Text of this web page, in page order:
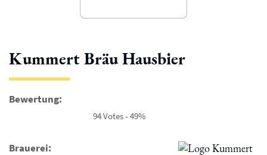
Kummert Bräu Hausbier
Bewertung:
94 Votes - 49%
Brauerei: